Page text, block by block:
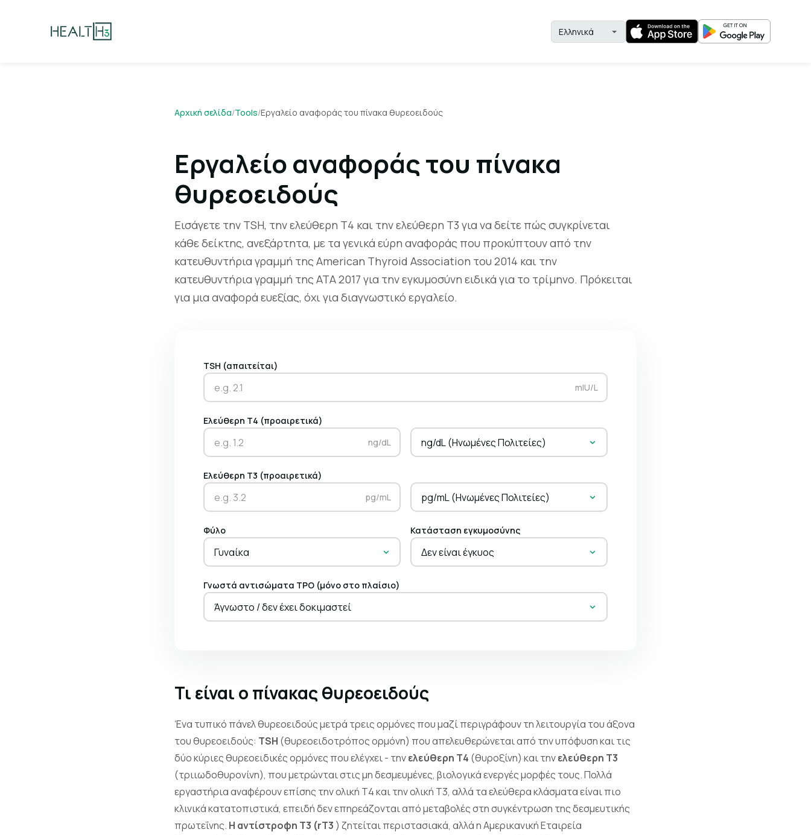
Αρχική σελίδα/Tools/Εργαλείο αναφοράς του πίνακα θυρεοειδούς
Εργαλείο αναφοράς του πίνακα
θυρεοειδούς
Εισάγετε την TSH, την ελεύθερη T4 και την ελεύθερη T3 για να δείτε πώς συγκρίνεται
κάθε δείκτης, ανεξάρτητα, με τα γενικά εύρη αναφοράς που προκύπτουν από την
κατευθυντήρια γραμμή της American Thyroid Association του 2014 και την
κατευθυντήρια γραμμή της ATA 2017 για την εγκυμοσύνη ειδικά για το τρίμηνο. Πρόκειται
για μια αναφορά ευεξίας, όχι για διαγνωστικό εργαλείο.
TSH (απαιτείται)
mIU/L
Ελεύθερη Τ4 (προαιρετικά)
ng/dL
ng/dL (Ηνωμένες Πολιτείες)
Ελεύθερη Τ3 (προαιρετικά)
pg/mL
pg/mL (Ηνωμένες Πολιτείες)
Φύλο
Γυναίκα
Κατάσταση εγκυμοσύνης
Δεν είναι έγκυος
Γνωστά αντισώματα TPO (μόνο στο πλαίσιο)
Άγνωστο / δεν έχει δοκιμαστεί
Τι είναι ο πίνακας θυρεοειδούς
Ένα τυπικό πάνελ θυρεοειδούς μετρά τρεις ορμόνες που μαζί περιγράφουν τη λειτουργία του άξονα
του θυρεοειδούς: TSH (θυρεοειδοτρόπος ορμόνη) που απελευθερώνεται από την υπόφυση και τις
δύο κύριες θυρεοειδικές ορμόνες που ελέγχει - τηνελεύθερη Τ4 (θυροξίνη) και τηνελεύθερη Τ3
(τριιωδοθυρονίνη), που μετρώνται στις μη δεσμευμένες, βιολογικά ενεργές μορφές τους. Πολλά
εργαστήρια αναφέρουν επίσης την ολική Τ4 και την ολική Τ3, αλλά τα ελεύθερα κλάσματα είναι πιο
κλινικά κατατοπιστικά, επειδή δεν επηρεάζονται από μεταβολές στη συγκέντρωση της δεσμευτικής
πρωτεΐνης. Η αντίστροφη Τ3 (rT3 ) ζητείται περιστασιακά, αλλά η Αμερικανική Εταιρεία